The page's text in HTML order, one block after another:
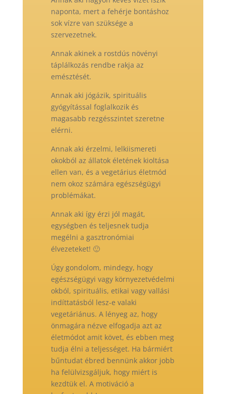
naponta, mert a fehérje bontáshoz
sok vízre van szüksége a
szervezetnek.
Annak akinek a rostdús növényi
táplálkozás rendbe rakja az
emésztését.
Annak aki jógázik, spirituális
gyógyítással foglalkozik és
magasabb rezgésszintet szeretne
elérni.
Annak aki érzelmi, lelkiismereti
okokból az állatok életének kioltása
ellen van, és a vegetárius életmód
nem okoz számára egészségügyi
problémákat.
Annak aki így érzi jól magát,
egységben és teljesnek tudja
megélni a gasztronómiai
élvezeteket! 🙂
Úgy gondolom, mindegy, hogy
egészségügyi vagy környezetvédelmi
okból, spirituális, etikai vagy vallási
indíttatásból lesz-e valaki
vegetáriánus. A lényeg az, hogy
önmagára nézve elfogadja azt az
életmódot amit követ, és ebben meg
tudja élni a teljességet. Ha bármiért
bűntudat ébred bennünk akkor jobb
ha felülvizsgáljuk, hogy miért is
kezdtük el. A motiváció a